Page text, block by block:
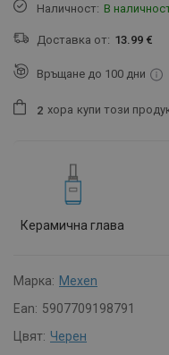
Наличност: В
Доставка от: 13.99 €
Връщане до 100 дни
2 хора купи този
Керамична глава
Марка: Mexen
Ean: 5907709198791
Цвят: Черен